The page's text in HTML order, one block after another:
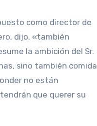
como director de
dijo, «también
la ambición del Sr.
sino también comida
no están
que querer su